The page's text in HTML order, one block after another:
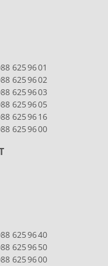
625 96 01
625 96 02
625 96 03
625 96 05
625 96 16
625 96 00
625 96 40
625 96 50
625 96 00